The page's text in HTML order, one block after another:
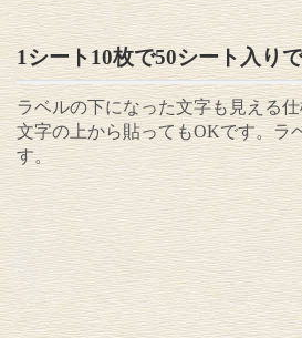
1シート10枚で50シート入り
ラベルの下になった文字も見える
文字の上から貼ってもOKです。ラ
す。